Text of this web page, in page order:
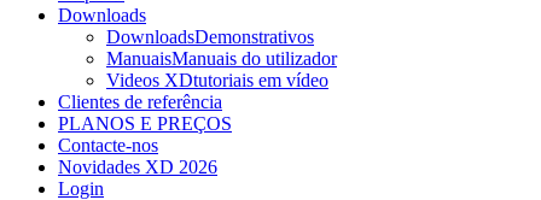
Downloads
DownloadsDemonstrativos
ManuaisManuais do utilizador
Videos XDtutoriais em vídeo
Clientes de referência
PLANOS E PREÇOS
Contacte-nos
Novidades XD 2026
Login